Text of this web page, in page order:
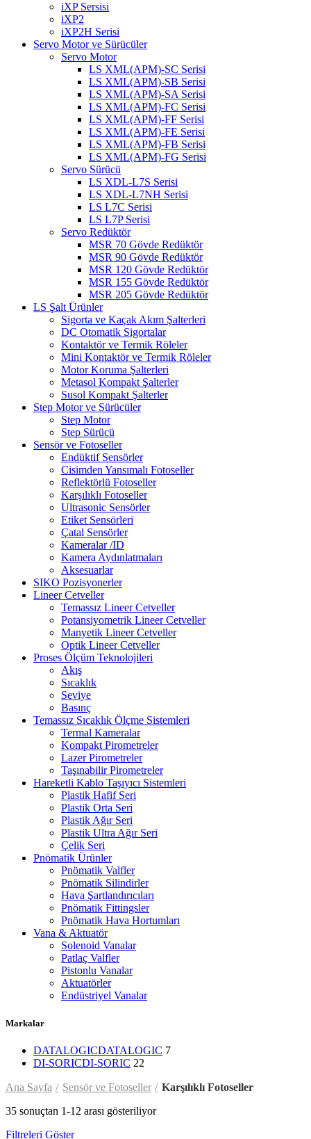
iXP Sersisi
iXP2
iXP2H Serisi
Servo Motor ve Sürücüler
Servo Motor
LS XML(APM)-SC Serisi
LS XML(APM)-SB Serisi
LS XML(APM)-SA Serisi
LS XML(APM)-FC Serisi
LS XML(APM)-FF Serisi
LS XML(APM)-FE Serisi
LS XML(APM)-FB Serisi
LS XML(APM)-FG Serisi
Servo Sürücü
LS XDL-L7S Serisi
LS XDL-L7NH Serisi
LS L7C Serisi
LS L7P Serisi
Servo Redüktör
MSR 70 Gövde Redüktör
MSR 90 Gövde Redüktör
MSR 120 Gövde Redüktör
MSR 155 Gövde Redüktör
MSR 205 Gövde Redüktör
LS Şalt Ürünler
Sigorta ve Kaçak Akım Şalterleri
DC Otomatik Sigortalar
Kontaktör ve Termik Röleler
Mini Kontaktör ve Termik Röleler
Motor Koruma Şalterleri
Metasol Kompakt Şalterler
Susol Kompakt Şalterler
Step Motor ve Sürücüler
Step Motor
Step Sürücü
Sensör ve Fotoseller
Endüktif Sensörler
Cisimden Yansımalı Fotoseller
Reflektörlü Fotoseller
Karşılıklı Fotoseller
Ultrasonic Sensörler
Etiket Sensörleri
Çatal Sensörler
Kameralar /ID
Kamera Aydınlatmaları
Aksesuarlar
SIKO Pozisyonerler
Lineer Cetveller
Temassız Lineer Cetveller
Potansiyometrik Lineer Cetveller
Manyetik Lineer Cetveller
Optik Lineer Cetveller
Proses Ölçüm Teknolojileri
Akış
Sıcaklık
Seviye
Basınç
Temassız Sıcaklık Ölçme Sistemleri
Termal Kameralar
Kompakt Pirometreler
Lazer Pirometreler
Taşınabilir Pirometreler
Hareketli Kablo Taşıyıcı Sistemleri
Plastik Hafif Seri
Plastik Orta Seri
Plastik Ağır Seri
Plastik Ultra Ağır Seri
Çelik Seri
Pnömatik Ürünler
Pnömatik Valfler
Pnömatik Silindirler
Hava Şartlandırıcıları
Pnömatik Fittingsler
Pnömatik Hava Hortumları
Vana & Aktuatör
Solenoid Vanalar
Patlaç Valfler
Pistonlu Vanalar
Aktuatörler
Endüstriyel Vanalar
Markalar
DATALOGICDATALOGIC 7
DI-SORICDI-SORIC 22
Ana Sayfa Sensör ve Fotoseller
Karşılıklı Fotoseller
35 sonuçtan 1-12 arası gösteriliyor
Filtreleri Göster